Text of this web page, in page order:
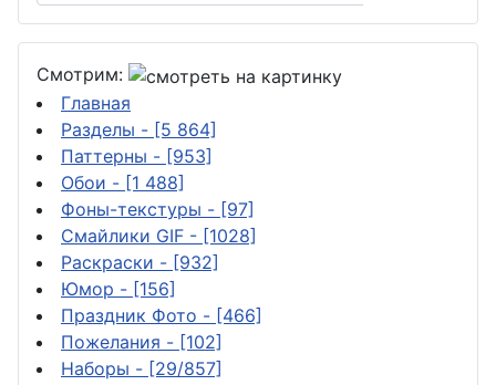
Смотрим:
Главная
Разделы - [5 864]
Паттерны - [953]
Обои - [1 488]
Фоны-текстуры - [97]
Смайлики GIF - [1028]
Раскраски - [932]
Юмор - [156]
Праздник Фото - [466]
Пожелания - [102]
Наборы - [29/857]